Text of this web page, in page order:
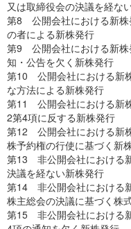
又は取締役会の決議を経な
第8 公開会社における新
の者による新株発行
第9 公開会社における新
知・公告を欠く新株発行
第10 公開会社における新
な方法による新株発行
第11 公開会社における新
2第4項に反する新株発行
第12 公開会社における新
株予約権の行使に基づく新
第13 非公開会社における
決議を経ない新株発行
第14 非公開会社における
株主総会の決議に基づく株
第15 非公開会社における